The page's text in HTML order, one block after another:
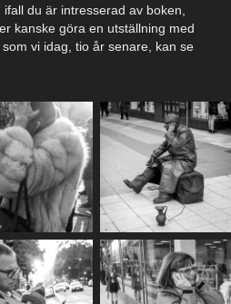
du är intresserad av boken,
kanske göra en utställning med
vi idag, tio år senare, kan se